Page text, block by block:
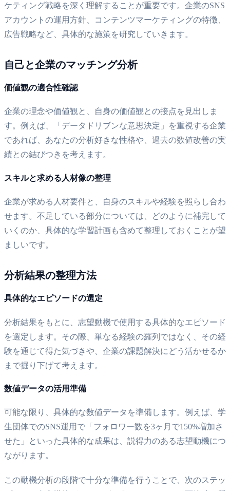
ケティング戦略を深く理解することが重要です。企業のSNS
アカウントの運用方針、コンテンツマーケティングの特徴、
広告戦略など、具体的な施策を研究していきます。
自己と企業のマッチング分析
価値観の適合性確認
企業の理念や価値観と、自身の価値観との接点を見出しま
す。例えば、「データドリブンな意思決定」を重視する企業
であれば、あなたの分析好きな性格や、過去の数値改善の実
績との結びつきを考えます。
スキルと求める人材像の整理
企業が求める人材要件と、自身のスキルや経験を照らし合わ
せます。不足している部分については、どのように補完して
いくのか、具体的な学習計画も含めて整理しておくことが望
ましいです。
分析結果の整理方法
具体的なエピソードの選定
分析結果をもとに、志望動機で使用する具体的なエピソード
を選定します。その際、単なる経験の羅列ではなく、その経
験を通じて得た気づきや、企業の課題解決にどう活かせるか
まで掘り下げて考えます。
数値データの活用準備
可能な限り、具体的な数値データを準備します。例えば、学
生団体でのSNS運用で「フォロワー数を3ヶ月で150%増加さ
せた」といった具体的な成果は、説得力のある志望動機につ
ながります。
この動機分析の段階で十分な準備を行うことで、次のステッ